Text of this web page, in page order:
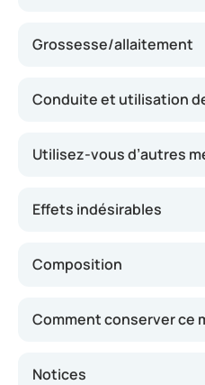
Grossesse/allaitement
Conduite et utilisation
Utilisez-vous d’autres
Effets indésirables
Composition
Comment conserver ce
Notices